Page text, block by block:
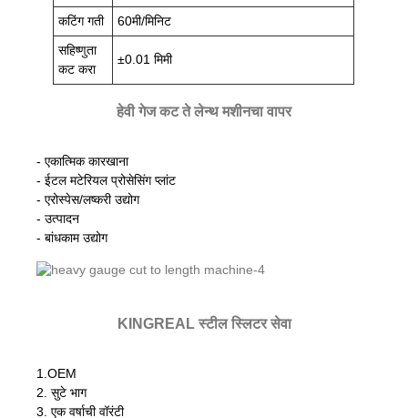
कटिंग गती
60मी/मिनिट
सहिष्णुता
कट करा
±0.01 मिमी
हेवी गेज कट ते लेन्थ मशीनचा वापर
- एकात्मिक कारखाना
- ईटल मटेरियल प्रोसेसिंग प्लांट
- एरोस्पेस/लष्करी उद्योग
- उत्पादन
- बांधकाम उद्योग
KINGREAL स्टील स्लिटर सेवा
1.OEM
2. सुटे भाग
3. एक वर्षाची वॉरंटी